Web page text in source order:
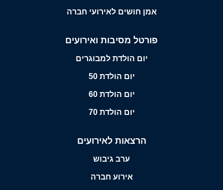
אמן חושים לאירועי חברה
פורטל מסיבות ואירועים
יום הולדת למבוגרים
יום הולדת 50
יום הולדת 60
יום הולדת 70
הרצאות לאירועים
ערב גיבוש
אירוע חברה